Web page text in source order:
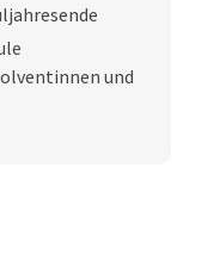
und